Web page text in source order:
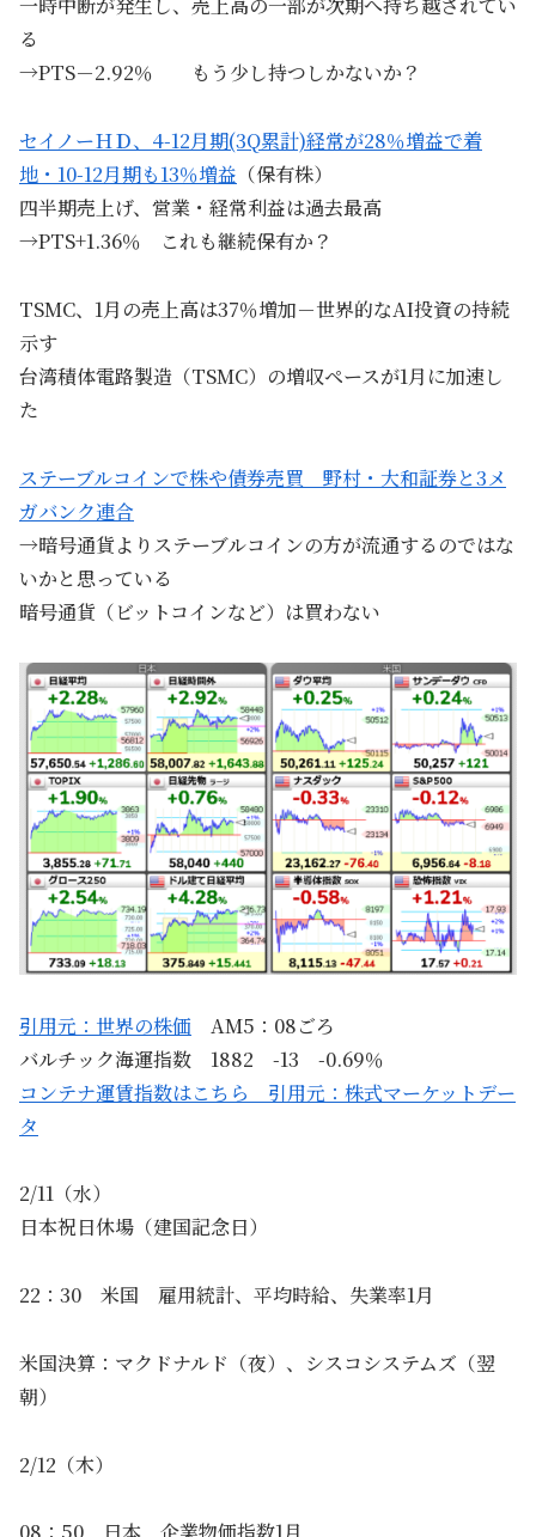
一時中断が発生し、売上高の一部が次期へ持ち越されてい
る
→PTS－2.92％ もう少し持つしかないか？
セイノーＨＤ、4-12月期(3Q累計)経常が28％増益で着
地・10-12月期も13％増益 （保有株）
四半期売上げ、営業・経常利益は過去最高
→PTS+1.36％ これも継続保有か？
TSMC、1月の売上高は37％増加－世界的なAI投資の持続
示す
台湾積体電路製造（TSMC）の増収ペースが1月に加速し
た
ステーブルコインで株や債券売買 野村・大和証券と3メ
ガバンク連合
→暗号通貨よりステーブルコインの方が流通するのではな
いかと思っている
暗号通貨（ビットコインなど）は買わない
引用元：世界の株価 AM5：08ごろ
バルチック海運指数 1882 -13 -0.69％
コンテナ運賃指数はこちら 引用元：株式マーケットデー
タ
2/11（水）
日本祝日休場（建国記念日）
22：30 米国 雇用統計、平均時給、失業率1月
米国決算：マクドナルド（夜）、シスコシステムズ（翌
朝）
2/12（木）
08：50 日本 企業物価指数1月